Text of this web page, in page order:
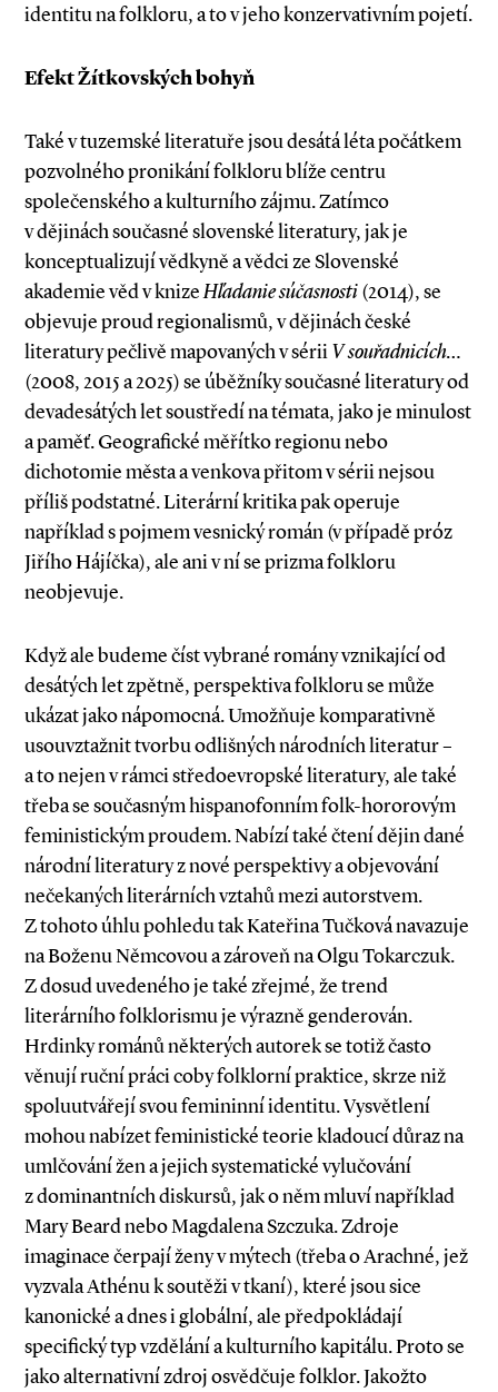
identitu na folkloru, a to v jeho konzervativním pojetí.
Efekt Žítkovských bohyň
Také v tuzemské literatuře jsou desátá léta počátkem
pozvolného pronikání folkloru blíže centru
společenského a kulturního zájmu. Zatímco
v dějinách současné slovenské literatury, jak je
konceptualizují vědkyně a vědci ze Slovenské
akademie věd v knizeHľadanie súčasnosti(2014), se
objevuje proud regionalismů, v dějinách české
literatury pečlivě mapovaných v sériiV souřadnicích…
(2008, 2015 a 2025) se úběžníky současné literatury od
devadesátých let soustředí na témata, jako je minulost
a paměť. Geografické měřítko regionu nebo
dichotomie města a venkova přitom v sérii nejsou
příliš podstatné. Literární kritika pak operuje
například s pojmem vesnický román (v případě próz
Jiřího Hájíčka), ale ani v ní se prizma folkloru
neobjevuje.
Když ale budeme číst vybrané romány vznikající od
desátých let zpětně, perspektiva folkloru se může
ukázat jako nápomocná. Umožňuje komparativně
usouvztažnit tvorbu odlišných národních literatur –
a to nejen v rámci středoevropské literatury, ale také
třeba se současným hispanofonním folk­-hororovým
feministickým proudem. Nabízí také čtení dějin dané
národní literatury z nové perspektivy a objevování
nečekaných literárních vztahů mezi autorstvem.
Z tohoto úhlu pohledu tak Kateřina Tučková navazuje
na Boženu Němcovou a zároveň na Olgu Tokarczuk.
Z dosud uvedeného je také zřejmé, že trend
literárního folklorismu je výrazně genderován.
Hrdinky románů některých autorek se totiž často
věnují ruční práci coby folklorní praktice, skrze niž
spoluutvářejí svou femininní identitu. Vysvětlení
mohou nabízet feministické teorie kladoucí důraz na
umlčování žen a jejich systematické vylučování
z dominantních diskursů, jak o něm mluví například
Mary Beard nebo Magdalena Szczuka. Zdroje
imaginace čerpají ženy v mýtech (třeba o Arachné, jež
vyzvala Athénu k soutěži v tkaní), které jsou sice
kanonické a dnes i globální, ale předpokládají
specifický typ vzdělání a kulturního kapitálu. Proto se
jako alternativní zdroj osvědčuje folklor. Jakožto